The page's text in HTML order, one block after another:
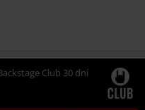
Club 30 dní